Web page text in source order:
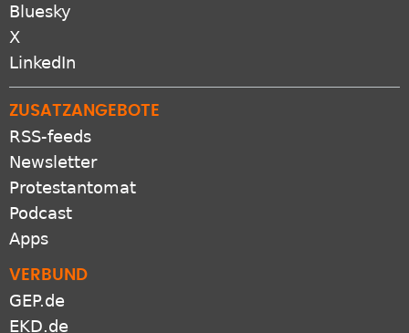
Bluesky
X
LinkedIn
ZUSATZANGEBOTE
RSS-feeds
Newsletter
Protestantomat
Podcast
Apps
VERBUND
GEP.de
EKD.de